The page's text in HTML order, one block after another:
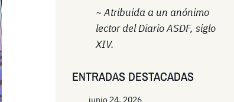
~ Atribuida a un anónimo
lector del Diario ASDF, siglo
XIV.
ENTRADAS DESTACADAS
junio 24, 2026